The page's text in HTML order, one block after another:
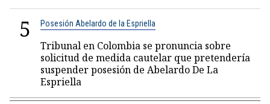
5 Posesión Abelardo de la Espriella
Tribunal en Colombia se pronuncia sobre
solicitud de medida cautelar que pretendería
suspender posesión de Abelardo De La
Espriella